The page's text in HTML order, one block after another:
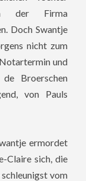
der Firma
Doch Swantje
nicht zum
und
Broerschen
von Pauls
ermordet
Claire sich, die
vom